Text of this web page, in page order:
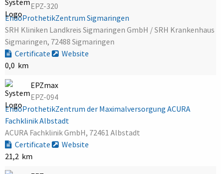
EPZ-320
EndoProthetikZentrum Sigmaringen
SRH Kliniken Landkreis Sigmaringen GmbH / SRH Krankenhaus
Sigmaringen, 72488 Sigmaringen
Certificate
Website
0,0 km
EPZmax
EPZ-094
EndoProthetikZentrum der Maximalversorgung ACURA
Fachklinik Albstadt
ACURA Fachklinik GmbH, 72461 Albstadt
Certificate
Website
21,2 km